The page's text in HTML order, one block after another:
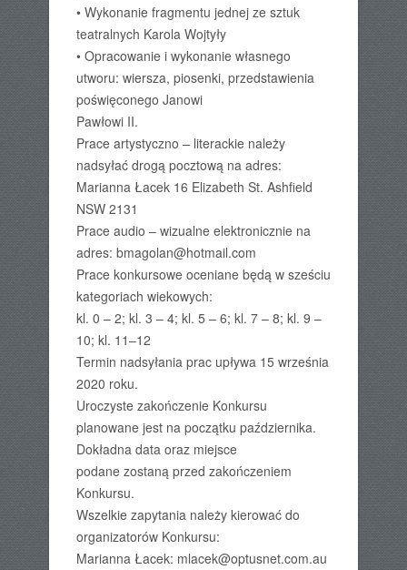
• Wykonanie fragmentu jednej ze sztuk
teatralnych Karola Wojtyły
• Opracowanie i wykonanie własnego
utworu: wiersza, piosenki, przedstawienia
poświęconego Janowi
Pawłowi II.
Prace artystyczno – literackie należy
nadsyłać drogą pocztową na adres:
Marianna Łacek 16 Elizabeth St. Ashfield
NSW 2131
Prace audio – wizualne elektronicznie na
adres: bmagolan@hotmail.com
Prace konkursowe oceniane będą w sześciu
kategoriach wiekowych:
kl. 0 – 2; kl. 3 – 4; kl. 5 – 6; kl. 7 – 8; kl. 9 –
10; kl. 11–12
Termin nadsyłania prac upływa 15 września
2020 roku.
Uroczyste zakończenie Konkursu
planowane jest na początku października.
Dokładna data oraz miejsce
podane zostaną przed zakończeniem
Konkursu.
Wszelkie zapytania należy kierować do
organizatorów Konkursu:
Marianna Łacek: mlacek@optusnet.com.au